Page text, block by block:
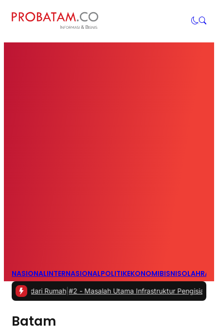
NASIONALINTERNASIONALPOLITIKEKONOMIBISNIS
dari Rumah| #2 -Masalah Utama Infrastruktur Pengisian Daya
Batam